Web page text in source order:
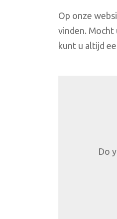
Op onze
vinden.
kunt u altijd
Do